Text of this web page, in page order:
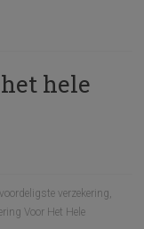
hele
verzekering,
Voor Het Hele